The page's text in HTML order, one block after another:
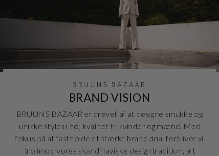
BRUUNS BAZAAR
BRAND VISION
BRUUNS BAZAAR er drevet af at designe smukke og
unikke styles i høj kvalitet til kvinder og mænd. Med
fokus på at fastholde et stærkt brand dna, forbliver vi
tro imod vores skandinaviske designtradition, alt